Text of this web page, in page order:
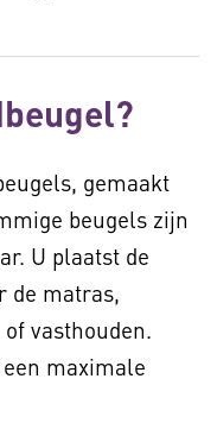
gemaakt
beugels zijn
U plaatst de
de matras,
vasthouden.
maximale